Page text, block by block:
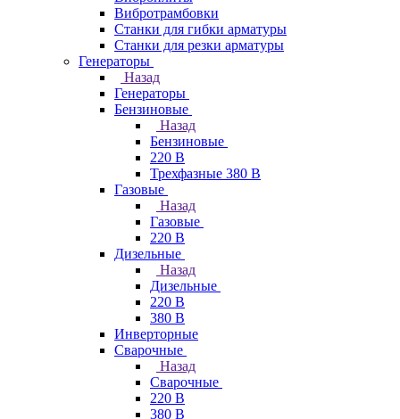
Вибротрамбовки
Станки для гибки арматуры
Станки для резки арматуры
Генераторы
Назад
Генераторы
Бензиновые
Назад
Бензиновые
220 В
Трехфазные 380 В
Газовые
Назад
Газовые
220 В
Дизельные
Назад
Дизельные
220 В
380 В
Инверторные
Сварочные
Назад
Сварочные
220 В
380 В